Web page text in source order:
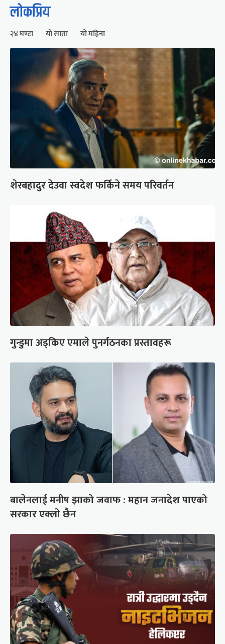
लोकप्रिय
२४ घण्टा यो साता यो महिना
शेरबहादुर देउवा स्वदेश फर्किने समय परिवर्तन
गुन्डुमा अड्किए एमाले पुनर्गठनका प्रस्तावहरू
बालेनलाई मनीष झाको जवाफ : महान जनादेश पाएको
सरकार एक्लो छैन